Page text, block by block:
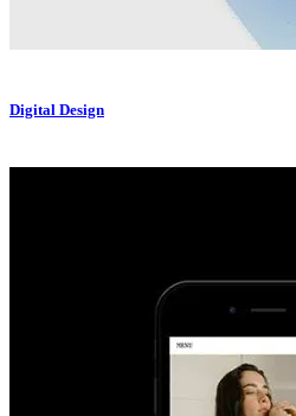
Digital Design